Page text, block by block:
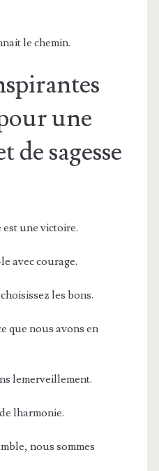
le chemin.
une
de sagesse
une victoire.
avec courage.
les bons.
que nous avons en
lemerveillement.
lharmonie.
nous sommes